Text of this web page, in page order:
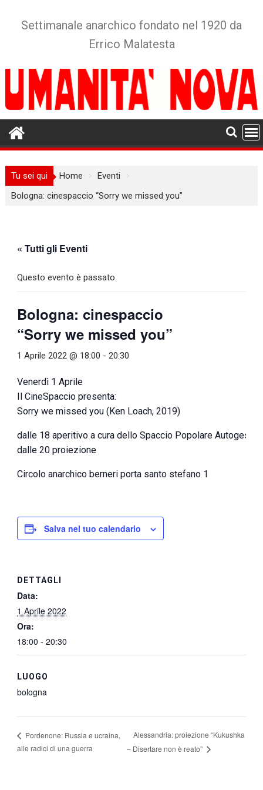
Settimanale anarchico fondato nel 1920 da
Errico Malatesta
Tu sei qui Home
Eventi
Bologna: cinespaccio “Sorry we missed you”
« Tutti gli Eventi
Questo evento è passato.
Bologna: cinespaccio
“Sorry we missed you”
1 Aprile 2022 @ 18:00 -20:30
Venerdì 1 Aprile
Il CineSpaccio presenta:
Sorry we missed you (Ken Loach, 2019)
dalle 18 aperitivo a cura dello Spaccio Popolare Autogestito
dalle 20 proiezione
Circolo anarchico berneri porta santo stefano 1
Salva nel tuo calendario
DETTAGLI
Data:
1 Aprile 2022
Ora:
18:00 - 20:30
LUOGO
bologna
Pordenone: Russia e ucraina,
alle radici di una guerra
Alessandria: proiezione “Kukushka
– Disertare non è reato”